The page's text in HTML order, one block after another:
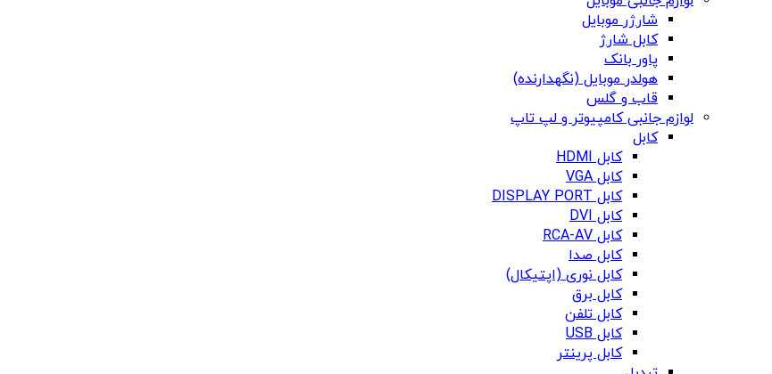
شارژر موبایل
کابل شارژ
پاور بانک
هولدر موبایل (نگهدارنده)
قاب و گلس
لوازم جانبی کامپیوتر و لپ تاپ
کابل
کابل HDMI
کابل VGA
کابل DISPLAY PORT
کابل DVI
کابل RCA-AV
کابل صدا
کابل نوری (اپتیکال)
کابل برق
کابل تلفن
کابل USB
کابل پرینتر